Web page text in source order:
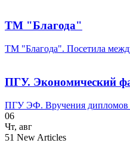
ТМ "Благода"
ТМ "Благода". Посетила
ПГУ. Экономический
ПГУ ЭФ. Вручения дипломов
06
Чт, авг
51 New Articles